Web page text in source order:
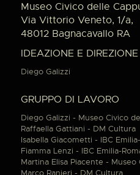
Museo Civico delle
Via Vittorio Veneto, 1/a,
48012 Bagnacavallo RA
IDEAZIONE E
Diego Galizzi
GRUPPO DI LAVORO
Diego Galizzi - Museo Civico
Raffaella Gattiani - DM Cultura
Isabella Giacometti - IBC
Fiamma Lenzi - IBC Emilia-
Martina Elisa Piacente -
Marco Ranieri - DM Cultura